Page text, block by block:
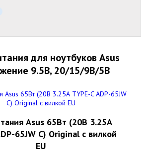
для ноутбуков Asus
9.5В, 20/15/9В/5В
Asus 65Вт (20В 3.25А
65JW C) Original с вилкой
EU